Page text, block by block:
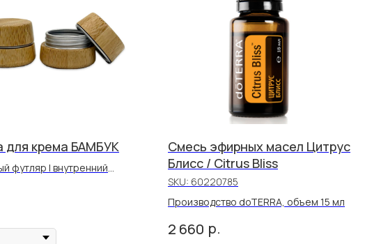
для крема БАМБУК
футляр | внутренний
Смесь эфирных масел Цитрус
Блисс / Citrus Bliss
SKU: 60220785
Производство doTERRA, объем 15 мл
2 660 р.